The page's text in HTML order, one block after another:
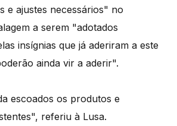
e ajustes necessários" no
a serem "adotados
insígnias que já aderiram a este
ainda vir a aderir".
escoados os produtos e
referiu à Lusa.